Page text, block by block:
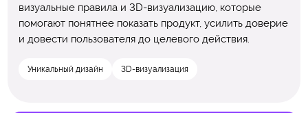
визуальные правила и 3D-визуализацию, которые
помогают понятнее показать продукт, усилить доверие
и довести пользователя до целевого действия.
Уникальный дизайн 3D-визуализация